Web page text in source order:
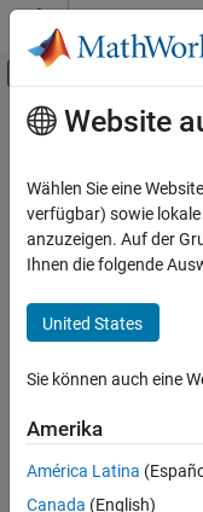
Weiter zum Inhalt
Startseite der
Hauptinhalt
Website
Wählen Sie eine
verfügbar) sowie
anzuzeigen. Auf der
Ihnen die folgende
United States
Sie können auch eine
Amerika
América Latina
Canada (English)